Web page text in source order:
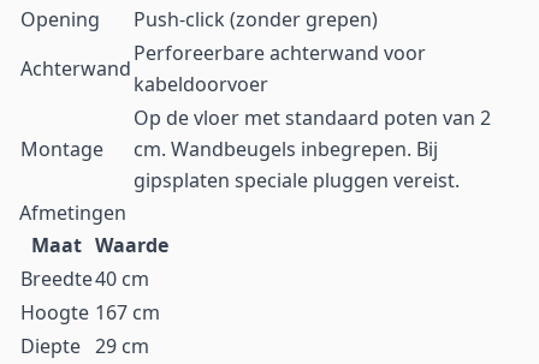
Opening
Push-click (zonder grepen)
Achterwand
Perforeerbare achterwand voor
kabeldoorvoer
Montage
Op de vloer met standaard poten van 2
cm. Wandbeugels inbegrepen. Bij
gipsplaten speciale pluggen vereist.
Afmetingen
Maat Waarde
Breedte40 cm
Hoogte 167 cm
Diepte 29 cm